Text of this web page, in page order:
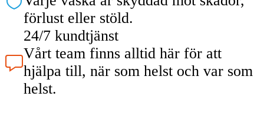
förlust eller stöld.
24/7 kundtjänst
Vårt team finns alltid här för att
hjälpa till, när som helst och var som
helst.